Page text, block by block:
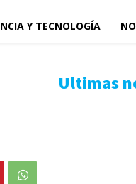
Y TECNOLOGÍA
Ultimas